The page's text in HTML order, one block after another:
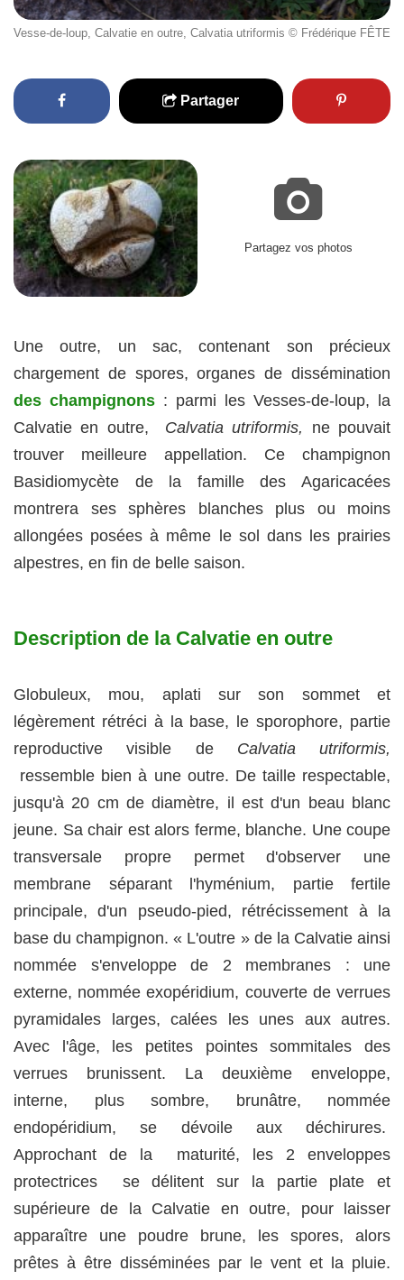
Vesse-de-loup, Calvatie en outre, Calvatia utriformis © Frédérique FÊTE
Partager
Partagez vos photos
Une outre, un sac, contenant son précieux
chargement de spores, organes de dissémination
des champignons : parmi les Vesses-de-loup, la
Calvatie en outre, Calvatia utriformis, ne pouvait
trouver meilleure appellation. Ce champignon
Basidiomycète de la famille des Agaricacées
montrera ses sphères blanches plus ou moins
allongées posées à même le sol dans les prairies
alpestres, en fin de belle saison.
Description de la Calvatie en outre
Globuleux, mou, aplati sur son sommet et
légèrement rétréci à la base, le sporophore, partie
reproductive visible de Calvatia utriformis,
ressemble bien à une outre. De taille respectable,
jusqu'à 20 cm de diamètre, il est d'un beau blanc
jeune. Sa chair est alors ferme, blanche. Une coupe
transversale propre permet d'observer une
membrane séparant l'hyménium, partie fertile
principale, d'un pseudo-pied, rétrécissement à la
base du champignon. « L'outre » de la Calvatie ainsi
nommée s'enveloppe de 2 membranes : une
externe, nommée exopéridium, couverte de verrues
pyramidales larges, calées les unes aux autres.
Avec l'âge, les petites pointes sommitales des
verrues brunissent. La deuxième enveloppe,
interne, plus sombre, brunâtre, nommée
endopéridium, se dévoile aux déchirures.
Approchant de la maturité, les 2 enveloppes
protectrices se délitent sur la partie plate et
supérieure de la Calvatie en outre, pour laisser
apparaître une poudre brune, les spores, alors
prêtes à être disséminées par le vent et la pluie.